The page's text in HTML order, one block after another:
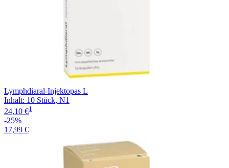
Lymphdiaral-Injektopas L
Inhalt: 10 Stück, N1
24,10 €1
-25%
17,99 €